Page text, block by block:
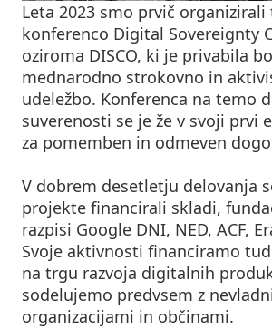
Leta 2023 smo prvič
konferenco Digital Sovereignty
oziroma DISCO, ki je privabila
mednarodno strokovno in
udeležbo. Konferenca na temo
suverenosti se je že v svoji prvi
za pomemben in odmeven
V dobrem desetletju delovanja
projekte financirali skladi,
razpisi Google DNI, NED, ACF,
Svoje aktivnosti financiramo
na trgu razvoja digitalnih
sodelujemo predvsem z
organizacijami in občinami.